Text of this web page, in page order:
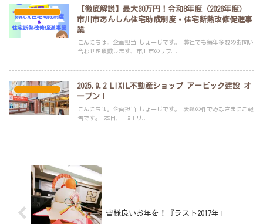
【徹底解説】最大30万円！令和8年度（2026年度）
市川市あんしん住宅助成制度・住宅断熱改修促進事
業
こんにちは。企画担当 しょーじです。 弊社でも毎年多数のお問い
合わせを頂戴します、市川市のリフ...
2025.9.2 LIXIL不動産ショップ アービック建設 オ
ープン！
こんにちは。企画担当 しょーじです。 表題の件でみなさまにご報
告です。 本日、LIXILリ...
皆様良いお年を！『ラスト2017年』